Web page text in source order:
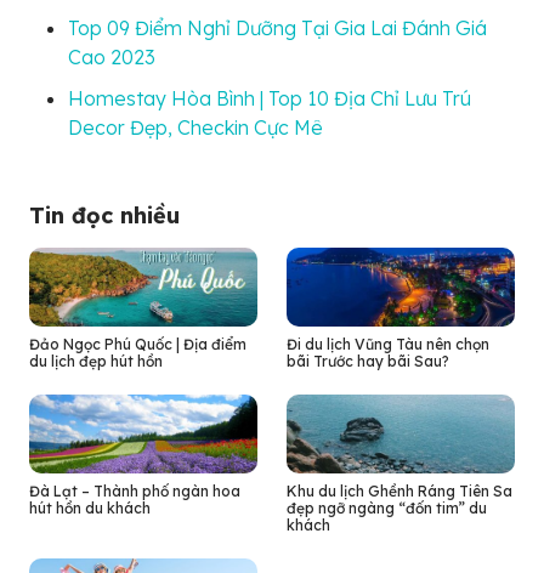
Top 09 Điểm Nghỉ Dưỡng Tại Gia Lai Đánh Giá
Cao 2023
Homestay Hòa Bình | Top 10 Địa Chỉ Lưu Trú
Decor Đẹp, Checkin Cực Mê
Tin đọc nhiều
Đảo Ngọc Phú Quốc | Địa điểm
du lịch đẹp hút hồn
Đi du lịch Vũng Tàu nên chọn
bãi Trước hay bãi Sau?
Đà Lạt – Thành phố ngàn hoa
hút hồn du khách
Khu du lịch Ghềnh Ráng Tiên Sa
đẹp ngỡ ngàng “đốn tim” du
khách